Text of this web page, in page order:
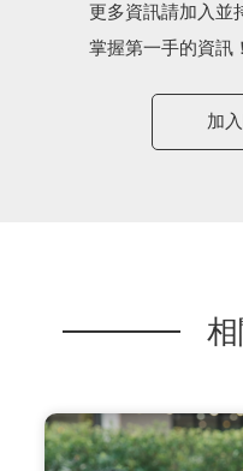
更多資訊請加入並
掌握第一手的資訊！
加